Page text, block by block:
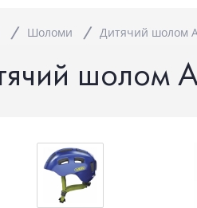
Шоломи Дитячий шолом
шолом